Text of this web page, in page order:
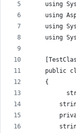
using
using
using
using
public
    {